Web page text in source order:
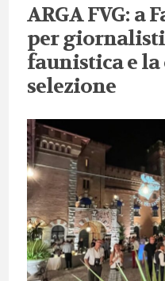
ARGA FVG: a
per
faunistica e la
selezione